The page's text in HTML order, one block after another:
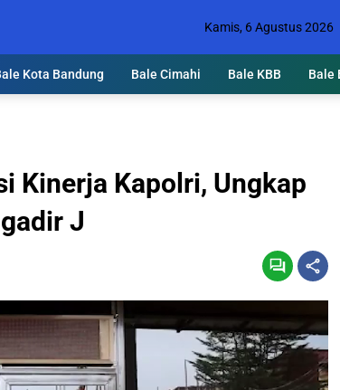
Kamis, 6 Agustus 2026
Kota Bandung Bale Cimahi Bale KBB Bale
Kinerja Kapolri, Ungkap
J